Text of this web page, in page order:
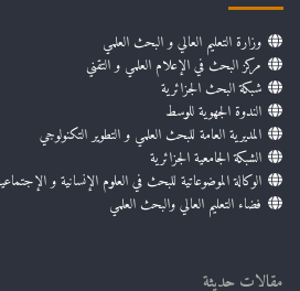
وزارة التعليم العالي و البحث العلمي
مركز البحث في الإعلام العلمي و التقني
شبكة البحث الجزائرية
الندوة الجهوية للوسط
المديرية العامة للبحث العلمي و التطوير التكنولوجي
الشبكة الجامعية الجزائرية
الوكالة الموضوعاتية للبحث في العلوم الإنسانية و
فضاء التعليم العالي والبحث العلمي
مقالات حديثة